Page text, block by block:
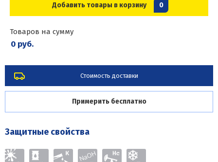
Добавить товары в корзину 0
Товаров на сумму
0 руб.
Стоимость доставки
Примерить бесплатно
Защитные свойства